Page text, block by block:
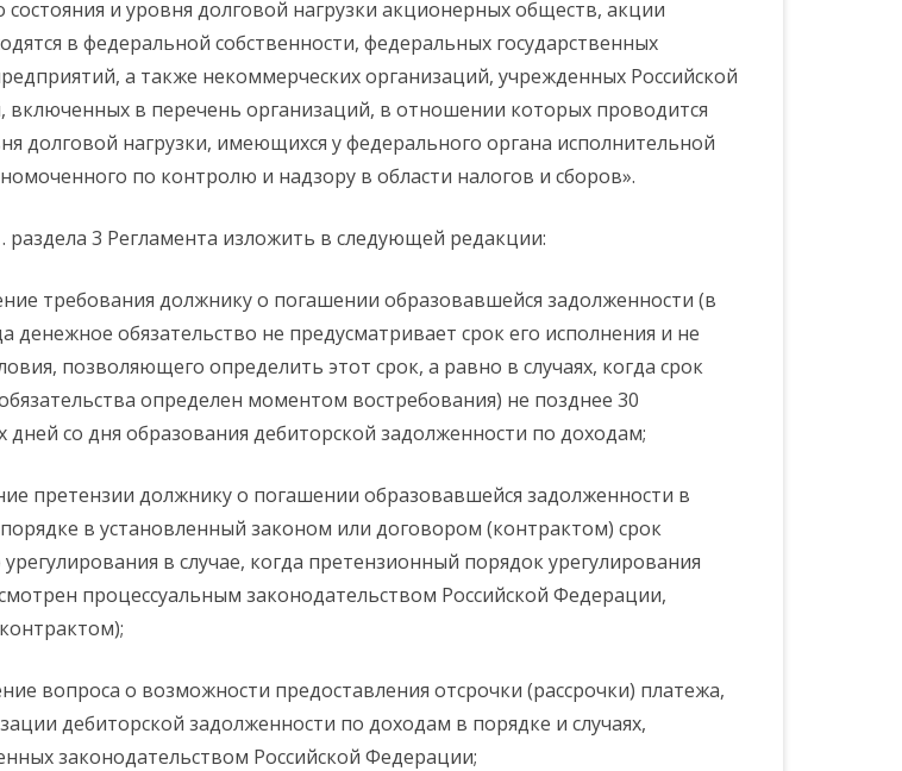
состояния и уровня долговой нагрузки акционерных обществ, акции
в федеральной собственности, федеральных государственных
а также некоммерческих организаций, учрежденных Российской
включенных в перечень организаций, в отношении которых проводится
долговой нагрузки, имеющихся у федерального органа исполнительной
по контролю и надзору в области налогов и сборов».
раздела 3 Регламента изложить в следующей редакции:
требования должнику о погашении образовавшейся задолженности (в
денежное обязательство не предусматривает срок его исполнения и не
позволяющего определить этот срок, а равно в случаях, когда срок
определен моментом востребования) не позднее 30
дней со дня образования дебиторской задолженности по доходам;
претензии должнику о погашении образовавшейся задолженности в
в установленный законом или договором (контрактом) срок
урегулирования в случае, когда претензионный порядок урегулирования
процессуальным законодательством Российской Федерации,
вопроса о возможности предоставления отсрочки (рассрочки) платежа,
дебиторской задолженности по доходам в порядке и случаях,
законодательством Российской Федерации;